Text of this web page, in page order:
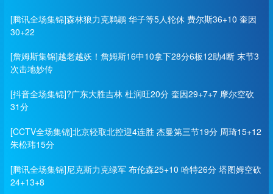
[腾讯全场集锦]森林狼力克鹈鹕 华子等5人轮休 费尔斯36+10 奎因
30+22
[詹姆斯集锦]越老越妖！詹姆斯16中10拿下28分6板12助4断 末节3
次击地妙传
[抖音全场集锦]?广东大胜吉林 杜润旺20分 奎因29+7+7 摩尔空砍
31分
[CCTV全场集锦]北京轻取北控迎4连胜 杰曼第三节19分 周琦15+12
朱松玮15分
[腾讯全场集锦]尼克斯力克绿军 布伦森25+10 哈特26分 塔图姆空砍
24+13+8